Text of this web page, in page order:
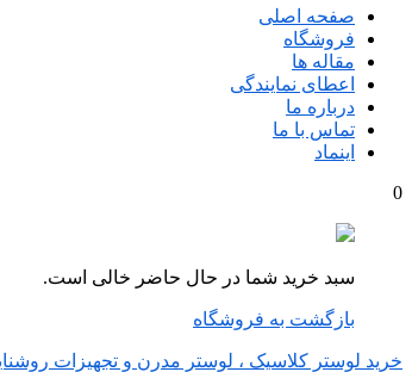
صفحه اصلی
فروشگاه
مقاله ها
اعطای نمایندگی
درباره ما
تماس با ما
اینماد
0
سبد خرید شما در حال حاضر خالی است.
بازگشت به فروشگاه
خرید لوستر کلاسیک ، لوستر مدرن و تجهیزات